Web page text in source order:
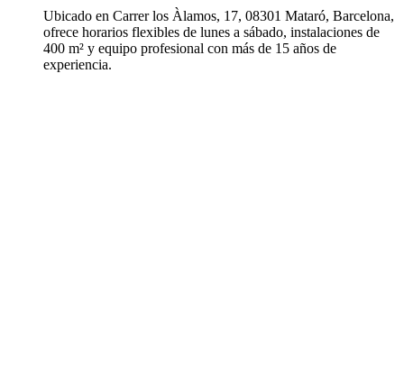
Ubicado en Carrer los Àlamos, 17, 08301 Mataró, Barcelona,
ofrece horarios flexibles de lunes a sábado, instalaciones de
400 m² y equipo profesional con más de 15 años de
experiencia.